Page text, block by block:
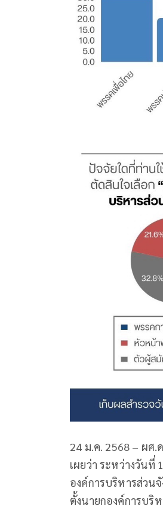
24 ม.ค. 2568 – ผศ
เผยว่า ระหว่างวันที่
องค์การบริหารส่วน
ตั้งนายกองค์การบริ